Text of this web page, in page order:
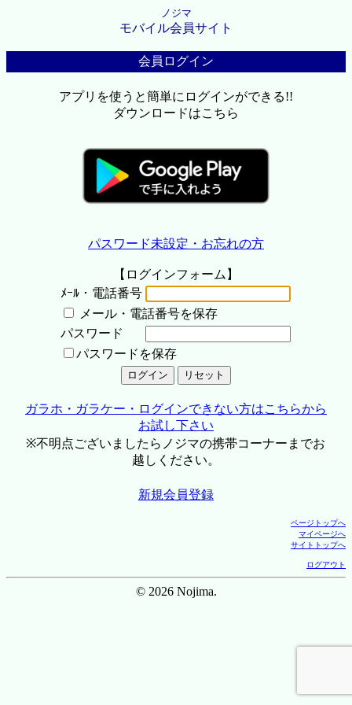
ノジマ
モバイル会員サイト
会員ログイン
アプリを使うと簡単にログインができる!!
ダウンロードはこちら
パスワード未設定・お忘れの方
【ログインフォーム】
ﾒｰﾙ・電話番号
メール・電話番号を保存
パスワード
パスワードを保存
ガラホ・ガラケー・ログインできない方はこちらから
お試し下さい
※不明点ございましたらノジマの携帯コーナーまでお
越しください。
新規会員登録
ページトップへ
マイページへ
サイトトップへ
ログアウト
© 2026 Nojima.